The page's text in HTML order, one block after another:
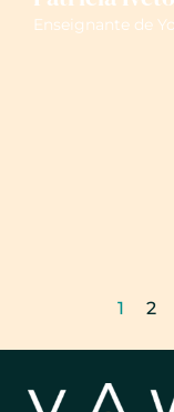
Enseignante de
1 2